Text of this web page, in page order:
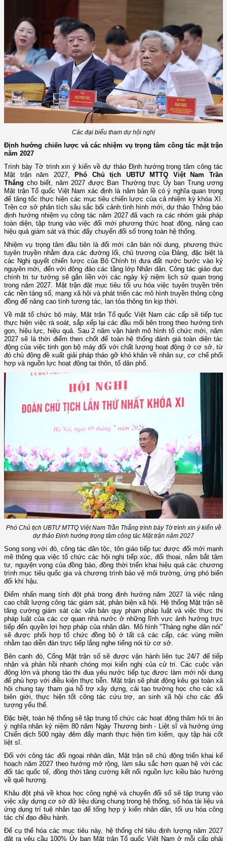
Các đại biểu tham dự hội nghị
Định hướng chiến lược và các nhiệm vụ trọng tâm công tác mặt trận
năm 2027
Trình bày Tờ trình xin ý kiến về dự thảo Định hướng trọng tâm công tác
Mặt trận năm 2027,
Phó Chủ tịch UBTƯ MTTQ Việt Nam Trần
Thắng cho biết, năm 2027 được Ban Thường trực Ủy ban Trung ương
Mặt trận Tổ quốc Việt Nam xác định là năm bản lề có ý nghĩa quan trọng
để tăng tốc thực hiện các mục tiêu chiến lược của cả nhiệm kỳ khóa XI.
Trên cơ sở phân tích sâu sắc bối cảnh tình hình mới, dự thảo Thông báo
định hướng nhiệm vụ công tác năm 2027 đã vạch ra các nhóm giải pháp
toàn diện, tập trung vào việc đổi mới phương thức hoạt động, nâng cao
hiệu quả giám sát và thúc đẩy chuyển đổi số trong toàn hệ thống.
Nhiệm vụ trọng tâm đầu tiên là đổi mới căn bản nội dung, phương thức
tuyên truyền nhằm đưa các đường lối, chủ trương của Đảng, đặc biệt là
các Nghị quyết chiến lược của Bộ Chính trị đưa đất nước bước vào kỷ
nguyên mới, đến với đông đảo các tầng lớp Nhân dân. Công tác giáo dục
chính trị tư tưởng sẽ gắn liền với các ngày kỷ niệm lịch sử quan trọng
trong năm 2027. Mặt trận đặt mục tiêu tối ưu hóa việc tuyên truyền trên
các nền tảng số, mạng xã hội và phát triển các mô hình truyền thông cộng
đồng để nâng cao tính tương tác, lan tỏa thông tin kịp thời.
Về mặt tổ chức bộ máy, Mặt trận Tổ quốc Việt Nam các cấp sẽ tiếp tục
thực hiện việc rà soát, sắp xếp lại các đầu mối bên trong theo hướng tinh
gọn, hiệu lực, hiệu quả. Sau 2 năm vận hành mô hình tổ chức mới, năm
2027 sẽ là thời điểm then chốt để toàn hệ thống đánh giá toàn diện tác
động của việc tinh gọn bộ máy đối với chất lượng hoạt động ở cơ sở, từ
đó chủ động đề xuất giải pháp tháo gỡ khó khăn về nhân sự, cơ chế phối
hợp và nguồn lực hoạt động tại thôn, tổ dân phố.
Phó Chủ tịch UBTƯ MTTQ Việt Nam Trần Thắng trình bày Tờ trình xin ý kiến về
dự thảo Định hướng trọng tâm công tác Mặt trận năm 2027
Song song với đó, công tác dân tộc, tôn giáo tiếp tục được đổi mới mạnh
mẽ thông qua việc tổ chức các hội nghị tiếp xúc, đối thoại, nắm bắt tâm
tư, nguyện vọng của đồng bào, đồng thời triển khai hiệu quả các chương
trình mục tiêu quốc gia và chương trình bảo vệ môi trường, ứng phó biến
đổi khí hậu.
Điểm nhấn mang tính đột phá trong định hướng năm 2027 là việc nâng
cao chất lượng công tác giám sát, phản biện xã hội. Hệ thống Mặt trận sẽ
tăng cường giám sát các văn bản quy phạm pháp luật và việc thực thi
pháp luật của các cơ quan nhà nước ở những lĩnh vực ảnh hưởng trực
tiếp đến quyền lợi hợp pháp của nhân dân. Mô hình "Tháng nghe dân nói"
sẽ được phối hợp tổ chức đồng bộ ở tất cả các cấp, các vùng miền
nhằm tạo diễn đàn trực tiếp lắng nghe tiếng nói từ cơ sở.
Bên cạnh đó, Cổng Mặt trận số sẽ được vận hành liên tục 24/7 để tiếp
nhận và phản hồi nhanh chóng mọi kiến nghị của cử tri. Các cuộc vận
động lớn và phong tào thi đua yêu nước tiếp tục được làm mới nội dung
để phù hợp với điều kiện thực tiễn. Mặt trận sẽ phát động kêu gọi toàn xã
hội chung tay tham gia hỗ trợ xây dựng, cải tạo trường học cho các xã
biên giới, thực hiện tốt công tác cứu trợ, an sinh xã hội cho các đối
tượng yếu thế.
Đặc biệt, toàn hệ thống sẽ tập trung tổ chức các hoạt động thăm hỏi tri ân
ý nghĩa nhân kỷ niệm 80 năm Ngày Thương binh - Liệt sĩ và hưởng ứng
Chiến dịch 500 ngày đêm đẩy mạnh thực hiện tìm kiếm, quy tập hài cốt
liệt sĩ.
Đối với công tác đối ngoại nhân dân, Mặt trận sẽ chủ động triển khai kế
hoạch năm 2027 theo hướng mở rộng, làm sâu sắc hơn quan hệ với các
đối tác quốc tế, đồng thời tăng cường kết nối nguồn lực kiều bào hướng
về quê hương.
Khâu đột phá về khoa học công nghệ và chuyển đổi số sẽ tập trung vào
việc xây dựng cơ sở dữ liệu dùng chung trong hệ thống, số hóa tài liệu và
ứng dụng trí tuệ nhân tạo để tổng hợp ý kiến nhân dân, tối ưu hóa công
tác chỉ đạo điều hành.
Để cụ thể hóa các mục tiêu này, hệ thống chỉ tiêu định lượng năm 2027
đặt ra yêu cầu 100% Ủy ban Mặt trận Tổ quốc Việt Nam ở mỗi cấp phải